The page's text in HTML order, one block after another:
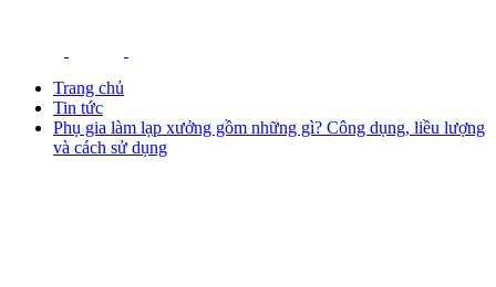
Trang chủ
Tin tức
Phụ gia làm lạp xưởng gồm những gì? Công dụng, liều lượng
và cách sử dụng